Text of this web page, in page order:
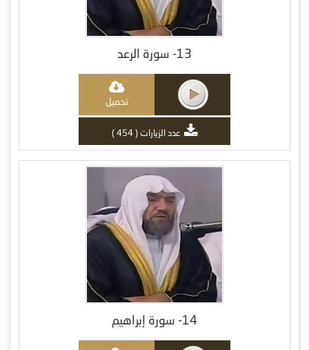
13- سورة الرعد
تحميل
عدد الزيارات ( 454 )
14- سورة إبراهيم